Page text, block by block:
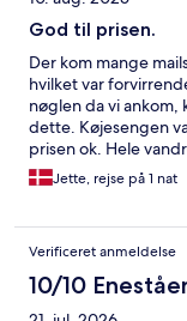
God til prisen.
Der kom mange
hvilket var
nøglen da vi
dette. Køjesengen
prisen ok. Hele
morgenmad og
Jette, rejse på 1 nat
Verificeret anmeldelse
10/10